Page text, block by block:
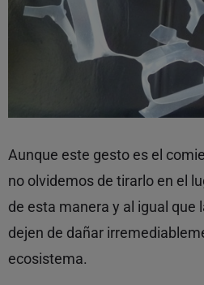
Aunque este gesto es el
no olvidemos de tirarlo en el
de esta manera y al igual que
dejen de dañar
ecosistema.